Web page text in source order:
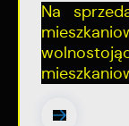
Na